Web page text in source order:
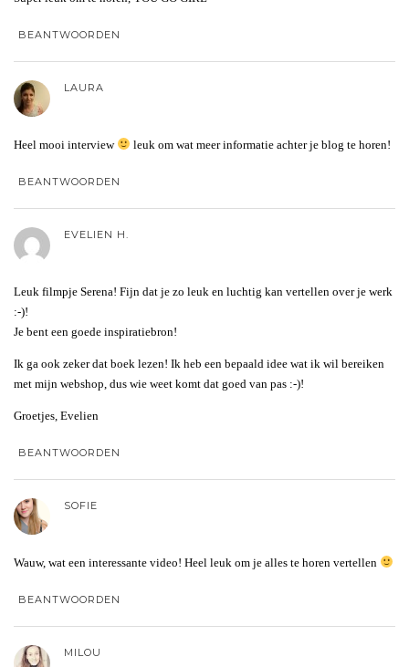
BEANTWOORDEN
LAURA
Heel mooi interview leuk om wat meer informatie achter je blog te horen!
BEANTWOORDEN
EVELIEN H.
Leuk filmpje Serena! Fijn dat je zo leuk en luchtig kan vertellen over je werk
:-)!
Je bent een goede inspiratiebron!
Ik ga ook zeker dat boek lezen! Ik heb een bepaald idee wat ik wil bereiken
met mijn webshop, dus wie weet komt dat goed van pas :-)!
Groetjes, Evelien
BEANTWOORDEN
SOFIE
Wauw, wat een interessante video! Heel leuk om je alles te horen vertellen
BEANTWOORDEN
MILOU